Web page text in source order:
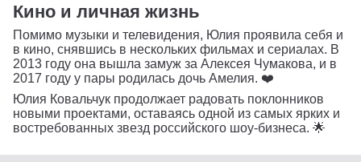
Кино и личная жизнь
Помимо музыки и телевидения, Юлия проявила себя и
в кино, снявшись в нескольких фильмах и сериалах. В
2013 году она вышла замуж за Алексея Чумакова, и в
2017 году у пары родилась дочь Амелия. ❤️
Юлия Ковальчук продолжает радовать поклонников
новыми проектами, оставаясь одной из самых ярких и
востребованных звезд российского шоу-бизнеса. 🌟